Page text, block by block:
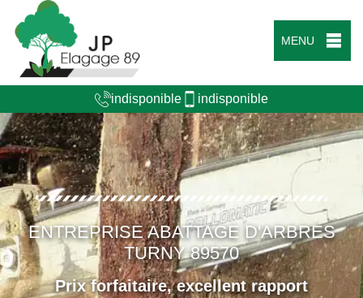
MENU
indisponible indisponible
ENTREPRISE ABATTAGE D'ARBRES
TURNY 89570
Prix forfaitaire, excellent rapport